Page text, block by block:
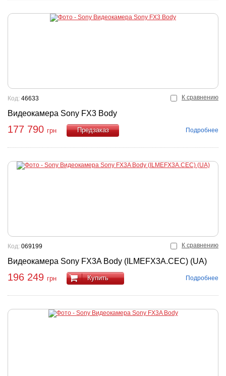
К сравнению
Видеокамера Sony FX3 Body
Код: 46633
177 790 грн
Подробнее
К сравнению
Видеокамера Sony FX3A Body (ILMEFX3A.CEC) (UA)
Код: 069199
196 249 грн Купить Подробнее